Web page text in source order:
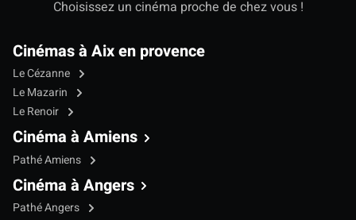
Choisissez un cinéma proche de chez vous !
Cinémas à Aix en provence
Le Cézanne
Le Mazarin
Le Renoir
Cinéma à Amiens
Pathé Amiens
Cinéma à Angers
Pathé Angers